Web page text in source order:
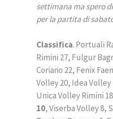
settimana ma spero
per la partita di
Classifica. Portuali
Rimini 27, Fulgur
Coriano 22, Fenix
Volley 20, Idea
Unica Volley Rimini
10, Viserba Volley 8,